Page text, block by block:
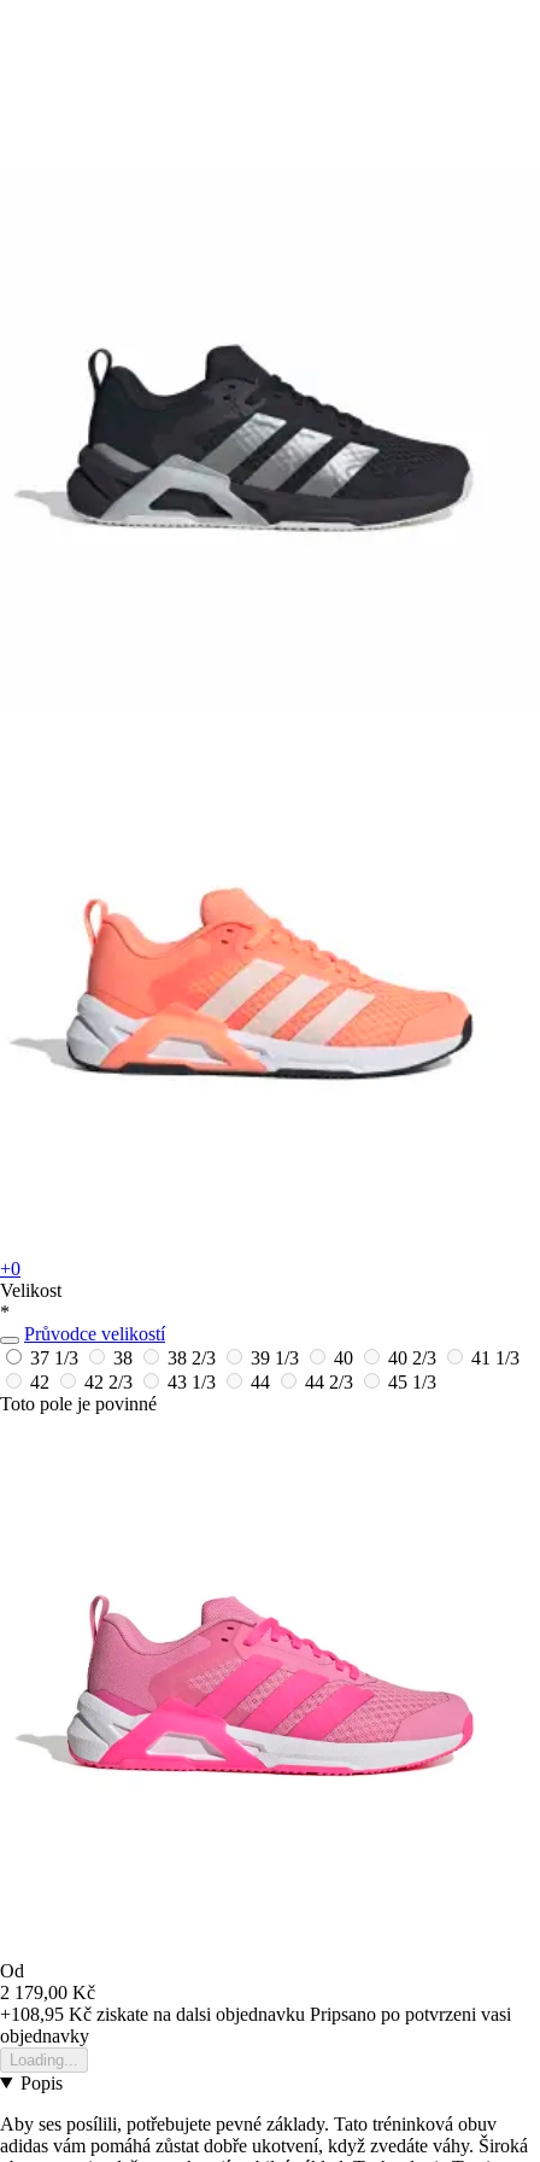
+0
Velikost
*
Průvodce velikostí
37 1/3
38 38 2/3 39 1/3 40 40 2/3
41 1/3
42
42 2/3 43 1/3 44 44 2/3
45 1/3
Toto pole je povinné
Od
2 179,00 Kč
+108,95 Kč ziskate na dalsi objednavku Pripsano po potvrzeni vasi
objednavky
Loading...
Popis
Aby ses posílili, potřebujete pevné základy. Tato tréninková obuv
adidas vám pomáhá zůstat dobře ukotvení, když zvedáte váhy. Široká